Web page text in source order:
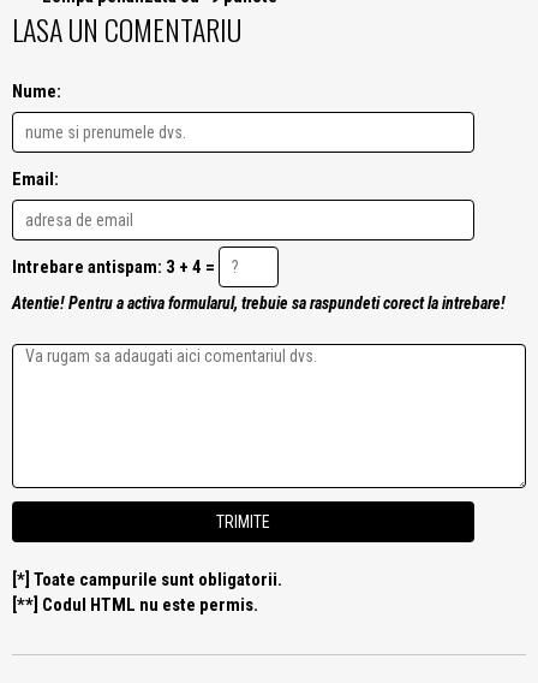
LASA UN COMENTARIU
Nume:
Email:
Intrebare antispam: 3 + 4 =
Atentie! Pentru a activa formularul, trebuie sa raspundeti corect la intrebare!
[*] Toate campurile sunt obligatorii.
[**] Codul HTML nu este permis.